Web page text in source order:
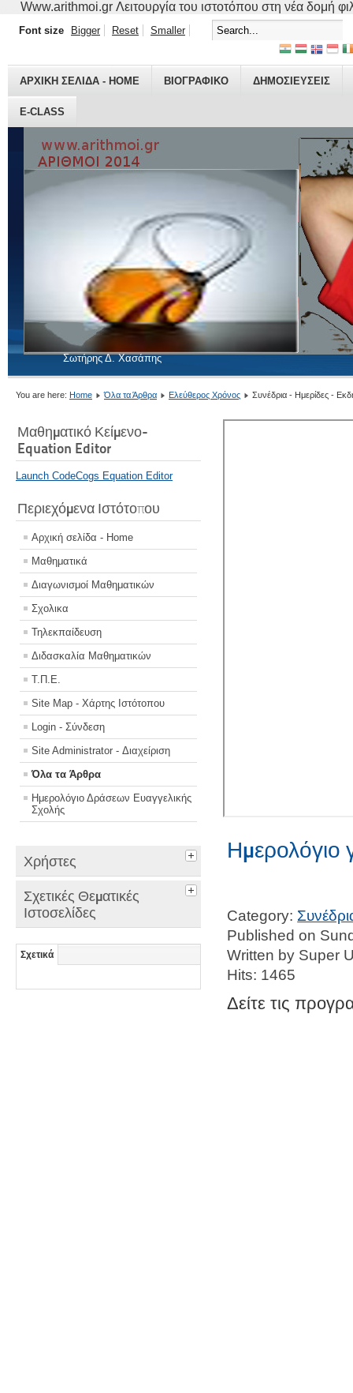
Www.arithmoi.gr Λειτουργία του ιστοτόπου στη νέα δομή
Σωτήρης Δ. Χασάπης
ΑΡΧΙΚΗ ΣΕΛΙΔΑ - HOME ΒΙΟΓΡΑΦΙΚO ΔΗΜΟΣΙΕΥΣΕΙΣ
E-CLASS
Font size Bigger Reset Smaller
You are here: Home Όλα τα Άρθρα Ελεύθερος Χρόνος Συνέδρια - Ημερίδες -
Μαθηματικό Κείμενο-
Equation Editor
Launch CodeCogs Equation Editor
Περιεχόμενα Ιστότοπου
Αρχική σελίδα - Home
Μαθηματικά
Διαγωνισμοί Μαθηματικών
Σχολικα
Τηλεκπαίδευση
Διδασκαλία Μαθηματικών
Τ.Π.Ε.
Site Map - Χάρτης Ιστότοπου
Login - Σύνδεση
Site Administrator - Διαχείριση
Όλα τα Άρθρα
Ημερολόγιο Δράσεων Ευαγγελικής
Σχολής
Χρήστες
Σχετικές Θεματικές
Ιστοσελίδες
Σχετικά
Ημερολόγιο
Category:
Published on
Written by Super
Hits: 1465
Δείτε τις